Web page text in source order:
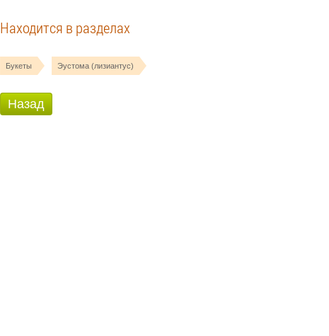
Находится в разделах
Букеты Эустома (лизиантус)
Назад